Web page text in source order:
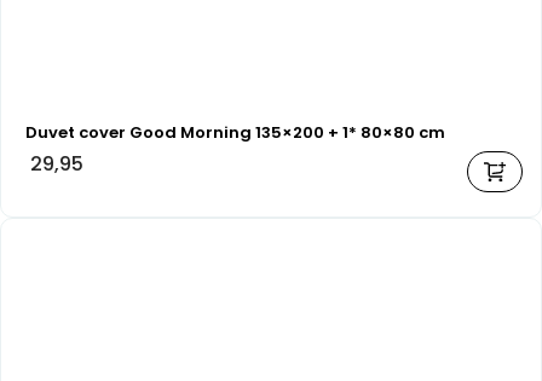
Duvet cover Good Morning 135×200 + 1* 80×80 cm
29,95